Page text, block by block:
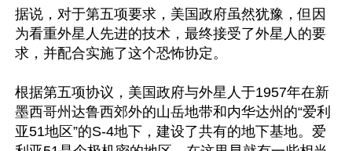
据说，对于第五项要求，美国政府虽然犹豫，但因
为看重外星人先进的技术，最终接受了外星人的要
求，并配合实施了这个恐怖协定。
根据第五项协议，美国政府与外星人于1957年在新
墨西哥州达鲁西郊外的山岳地带和内华达州的“爱利
亚51地区”的S-4地下，建设了共有的地下基地。爱